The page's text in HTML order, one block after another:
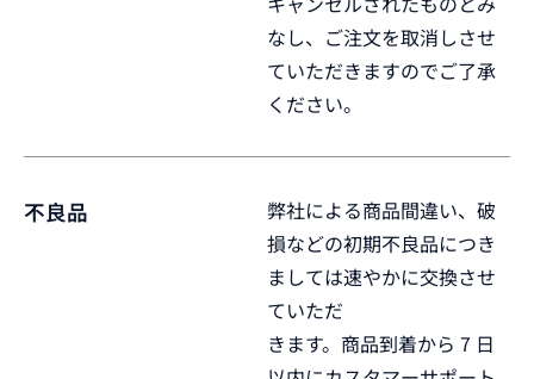
なし、ご注文を取消しさせ
ていただきますのでご了承
ください。
不良品
弊社による商品間違い、破
損などの初期不良品につき
ましては速やかに交換させ
ていただ
きます。商品到着から 7 日